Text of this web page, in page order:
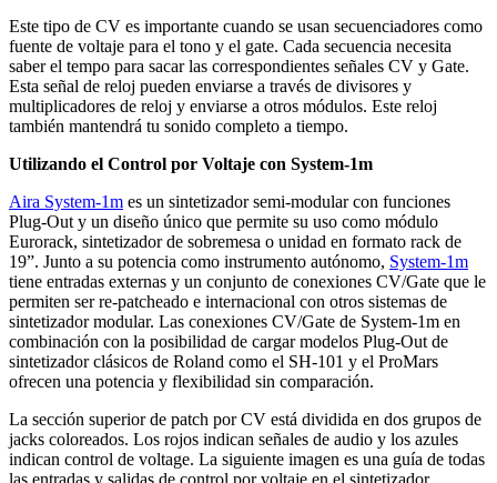
Este tipo de CV es importante cuando se usan secuenciadores como
fuente de voltaje para el tono y el gate. Cada secuencia necesita
saber el tempo para sacar las correspondientes señales CV y Gate.
Esta señal de reloj pueden enviarse a través de divisores y
multiplicadores de reloj y enviarse a otros módulos. Este reloj
también mantendrá tu sonido completo a tiempo.
Utilizando el Control por Voltaje con System-1m
Aira System-1m es un sintetizador semi-modular con funciones
Plug-Out y un diseño único que permite su uso como módulo
Eurorack, sintetizador de sobremesa o unidad en formato rack de
19”. Junto a su potencia como instrumento autónomo, System-1m
tiene entradas externas y un conjunto de conexiones CV/Gate que le
permiten ser re-patcheado e internacional con otros sistemas de
sintetizador modular. Las conexiones CV/Gate de System-1m en
combinación con la posibilidad de cargar modelos Plug-Out de
sintetizador clásicos de Roland como el SH-101 y el ProMars
ofrecen una potencia y flexibilidad sin comparación.
La sección superior de patch por CV está dividida en dos grupos de
jacks coloreados. Los rojos indican señales de audio y los azules
indican control de voltage. La siguiente imagen es una guía de todas